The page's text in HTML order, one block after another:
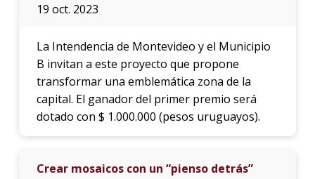
19 oct. 2023
La Intendencia de Montevideo y el Municipio
B invitan a este proyecto que propone
transformar una emblemática zona de la
capital. El ganador del primer premio será
dotado con $ 1.000.000 (pesos uruguayos).
Crear mosaicos con un “pienso detrás”